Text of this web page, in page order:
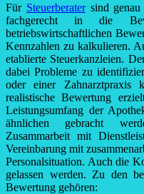
Für Steuerberatersind genau
fachgerecht in die
betriebswirtschaftlichen
Kennzahlen zu kalkulieren.
etablierte Steuerkanzleien.
dabei Probleme zu
oder einer Zahnarztpraxis
realistische Bewertung
Leistungsumfang der
ähnlichen gebracht
Zusammarbeit mit
Vereinbarung mit
Personalsituation. Auch die
gelassen werden. Zu den
Bewertung gehören: